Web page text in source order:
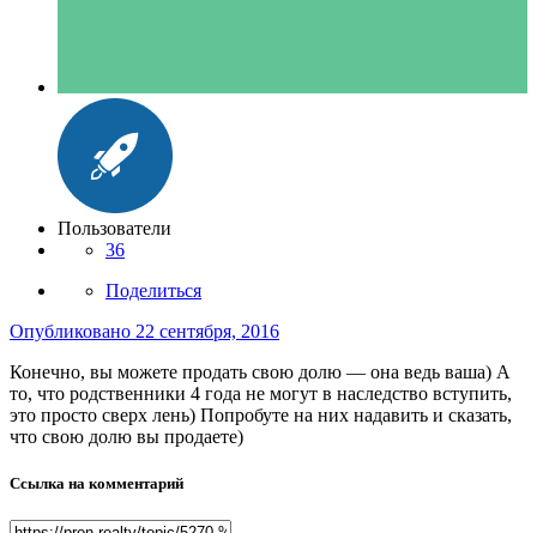
Пользователи
36
Поделиться
Опубликовано 22 сентября, 2016
Конечно, вы можете продать свою долю — она ведь ваша) А
то, что родственники 4 года не могут в наследство вступить,
это просто сверх лень) Попробуте на них надавить и сказать,
что свою долю вы продаете)
Ссылка на комментарий